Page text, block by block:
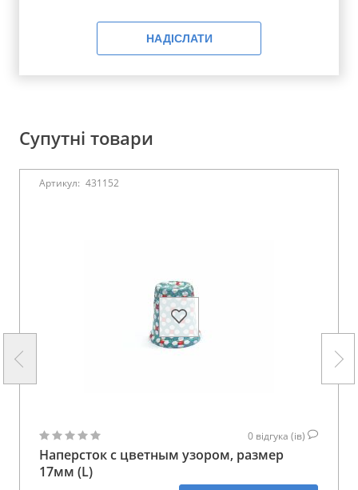
НАДІСЛАТИ
Супутні товари
Артикул: 431152
0 відгука (ів)
Наперсток с цветным узором, размер
17мм (L)